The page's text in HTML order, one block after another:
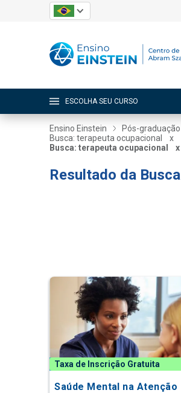
ESCOLHA SEU CURSO
Ensino Einstein Pós-graduação
Busca: terapeuta ocupacional
x
Busca: terapeuta ocupacional
x
Resultado da Busca
Taxa de Inscrição Gratuita
Saúde Mental na Atenção